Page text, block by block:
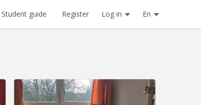
Student guide Register Log in En
KV 1025